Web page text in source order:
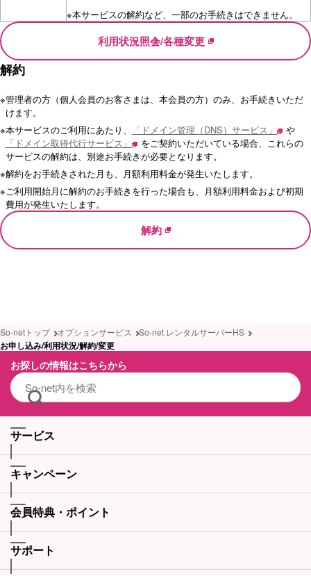
※本サービスの解約など、一部のお手続きはできません。
利用状況照会/各種変更
解約
※管理者の方（個人会員のお客さまは、本会員の方）のみ、お手続きいただ
けます。
※本サービスのご利用にあたり、 「ドメイン管理（DNS）サービス」
や
「ドメイン取得代行サービス」
をご契約いただいている場合、これらの
サービスの解約は、別途お手続きが必要となります。
※解約をお手続きされた月も、月額利用料金が発生いたします。
※ご利用開始月に解約のお手続きを行った場合も、月額利用料金および初期
費用が発生いたします。
解約
So-netトップ オプションサービス So-net レンタルサーバーHS
お申し込み/利用状況/解約/変更
お探しの情報はこちらから
サービス
キャンペーン
会員特典・ポイント
サポート